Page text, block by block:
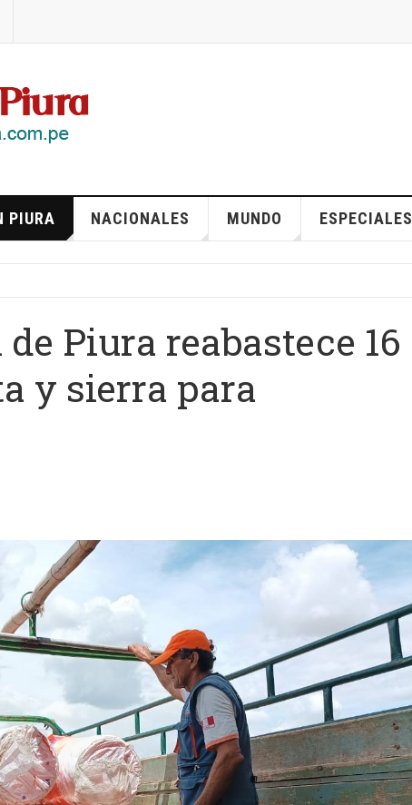
PIURA NACIONALES MUNDO ESPECIALES
Piura reabastece 16
y sierra para